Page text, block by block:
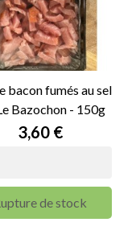
bacon fumés au sel
Bazochon - 150g
Prix
3,60 €
de stock